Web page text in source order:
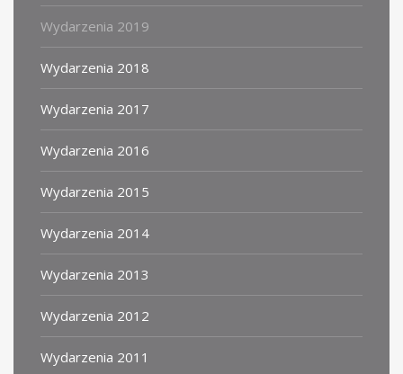
Wydarzenia 2019
Wydarzenia 2018
Wydarzenia 2017
Wydarzenia 2016
Wydarzenia 2015
Wydarzenia 2014
Wydarzenia 2013
Wydarzenia 2012
Wydarzenia 2011